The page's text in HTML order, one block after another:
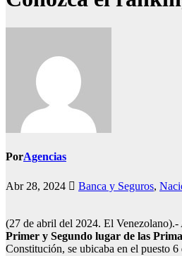
PorAgencias
Abr 28, 2024 Banca y Seguros,
(27 de abril del 2024. El
Primer y Segundo lugar de las
Constitución, se ubicaba en el puesto